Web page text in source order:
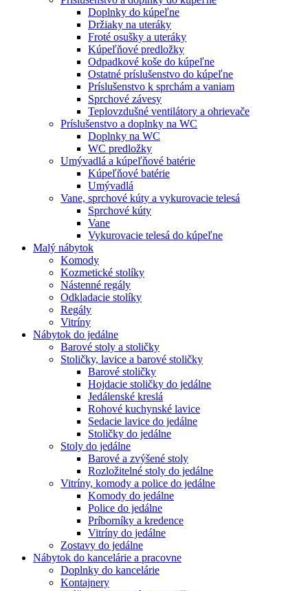
Doplnky do kúpeľne
Držiaky na uteráky
Froté osušky a uteráky
Kúpeľňové predložky
Odpadkové koše do kúpeľne
Ostatné príslušenstvo do kúpeľne
Príslušenstvo k sprchám a vaniam
Sprchové závesy
Teplovzdušné ventilátory a ohrievače
Príslušenstvo a doplnky na WC
Doplnky na WC
WC predložky
Umývadlá a kúpeľňové batérie
Kúpeľňové batérie
Umývadlá
Vane, sprchové kúty a vykurovacie telesá
Sprchové kúty
Vane
Vykurovacie telesá do kúpeľne
Malý nábytok
Komody
Kozmetické stolíky
Nástenné regály
Odkladacie stolíky
Regály
Vitríny
Nábytok do jedálne
Barové stoly a stoličky
Stoličky, lavice a barové stoličky
Barové stoličky
Hojdacie stoličky do jedálne
Jedálenské kreslá
Rohové kuchynské lavice
Sedacie lavice do jedálne
Stoličky do jedálne
Stoly do jedálne
Barové a zvýšené stoly
Rozložitelné stoly do jedálne
Vitríny, komody a police do jedálne
Komody do jedálne
Police do jedálne
Príborníky a kredence
Vitríny do jedálne
Zostavy do jedálne
Nábytok do kancelárie a pracovne
Doplnky do kancelárie
Kontajnery